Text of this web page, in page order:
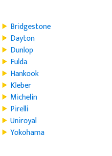
Bridgestone
Dayton
Dunlop
Fulda
Hankook
Kleber
Michelin
Pirelli
Uniroyal
Yokohama